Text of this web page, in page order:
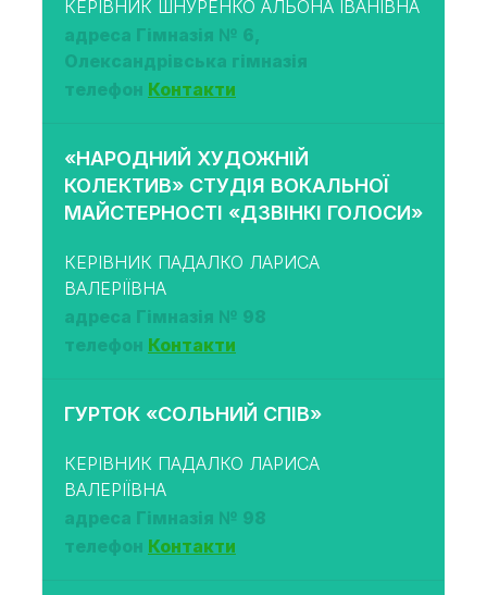
КЕРІВНИК ШНУРЕНКО АЛЬОНА ІВАНІВНА
адреса Гімназія № 6,
Олександрівська гімназія
телефон Контакти
«НАРОДНИЙ ХУДОЖНІЙ
КОЛЕКТИВ» СТУДІЯ ВОКАЛЬНОЇ
МАЙСТЕРНОСТІ «ДЗВІНКІ ГОЛОСИ»
КЕРІВНИК ПАДАЛКО ЛАРИСА
ВАЛЕРІЇВНА
адреса Гімназія № 98
телефон Контакти
ГУРТОК «СОЛЬНИЙ СПІВ»
КЕРІВНИК ПАДАЛКО ЛАРИСА
ВАЛЕРІЇВНА
адреса Гімназія № 98
телефон Контакти